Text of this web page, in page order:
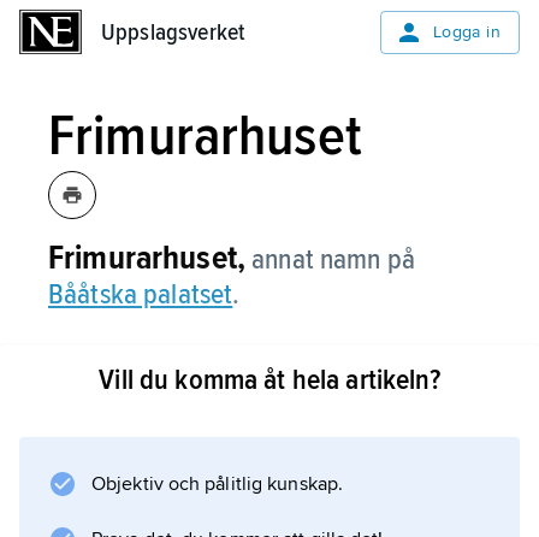
Uppslagsverket Logga in
Frimurarhuset
Frimurarhuset, annat namn på
Bååtska palatset.
Vill du komma åt hela artikeln?
Objektiv och pålitlig kunskap.